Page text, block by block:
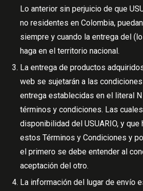
Lo anterior sin perjuicio de que
no residentes en Colombia,
siempre y cuando la entrega del
haga en el territorio nacional.
La entrega de productos
web se sujetarán a las
entrega establecidas en el literal
términos y condiciones. Las
disponibilidad del USUARIO, y que
estos Términos y Condiciones y
el primero se debe entender al
aceptación del otro.
La información del lugar de envío